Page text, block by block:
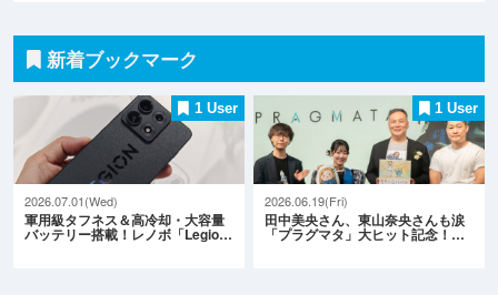
新着ブックマーク
1 User
2026.07.01(Wed)
軍用級タフネス＆高冷却・大容量
バッテリー搭載！レノボ「Legio…
1 User
2026.06.19(Fri)
田中美央さん、東山奈央さんも涙
「プラグマタ」大ヒット記念！…